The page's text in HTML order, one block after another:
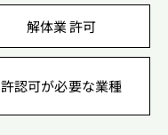
解体業 許可
許認可が必要な業種